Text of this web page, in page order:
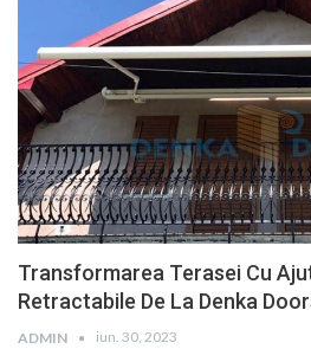
Transformarea Terasei Cu
Retractabile De La Denka
ADMIN iun. 30, 2023